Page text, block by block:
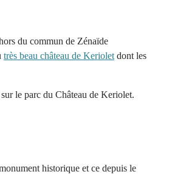
du commun de Zénaïde
très beau château de Keriolet dont les
le parc du Château de Keriolet.
historique et ce depuis le